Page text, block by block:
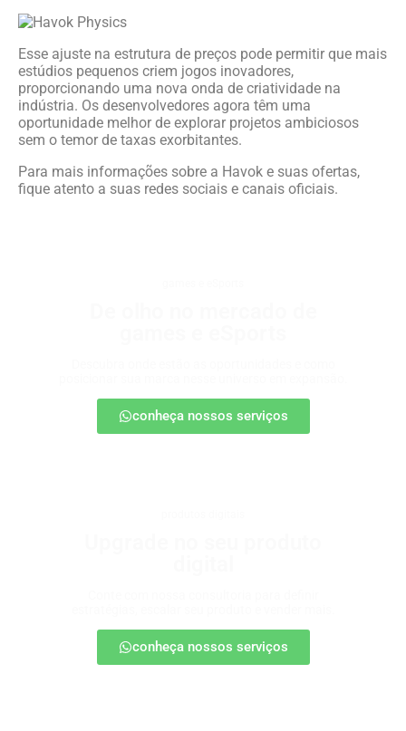
Esse ajuste na estrutura de preços pode permitir que mais
estúdios pequenos criem jogos inovadores,
proporcionando uma nova onda de criatividade na
indústria. Os desenvolvedores agora têm uma
oportunidade melhor de explorar projetos ambiciosos
sem o temor de taxas exorbitantes.
Para mais informações sobre a Havok e suas ofertas,
fique atento a suas redes sociais e canais oficiais.
conheça nossos serviços
conheça nossos serviços